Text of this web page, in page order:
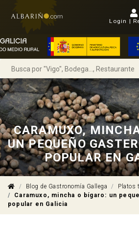
Login |
CARAMUXO,
UN PEQUEÑO
POPULAR EN
Blog de Gastronomía Gallega
Platos
Caramuxo, mincha o bígaro: un
popular en Galicia